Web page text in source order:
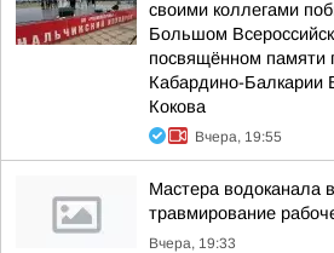
своими коллегами
Большом
посвящённом памяти
Кабардино-Балкарии
Кокова
Вчера, 19:55
Мастера водоканала
травмирование
Вчера, 19:33